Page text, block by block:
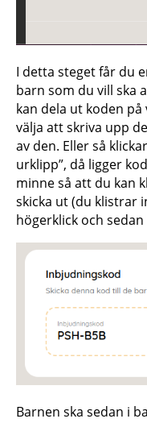
I detta steget får du
barn som du vill ska
kan dela ut koden
välja att skriva upp
av den. Eller så
urklipp”, då ligger
minne så att du kan
skicka ut (du klistrar
högerklick och
Barnen ska sedan i